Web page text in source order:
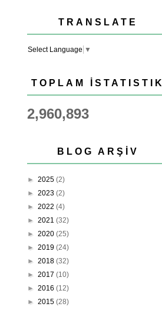
TRANSLATE
Select Language ▼
TOPLAM İSTATISTIK
2,960,893
BLOG ARŞIV
► 2025 (2)
► 2023 (2)
► 2022 (4)
► 2021 (32)
► 2020 (25)
► 2019 (24)
► 2018 (32)
► 2017 (10)
► 2016 (12)
► 2015 (28)